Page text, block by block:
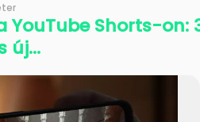
YouTube Shorts-on:
új...